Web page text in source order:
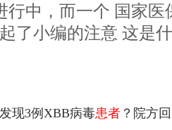
行中，而一个 国家医
了小编的注意 这是
现3例XBB病毒患者 ？院方